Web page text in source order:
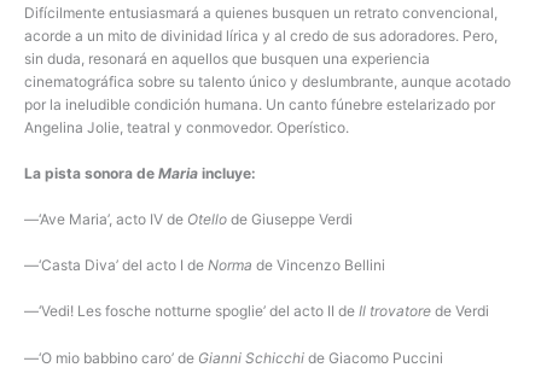
Difícilmente entusiasmará a quienes busquen un retrato convencional,
acorde a un mito de divinidad lírica y al credo de sus adoradores. Pero,
sin duda, resonará en aquellos que busquen una experiencia
cinematográfica sobre su talento único y deslumbrante, aunque acotado
por la ineludible condición humana. Un canto fúnebre estelarizado por
Angelina Jolie, teatral y conmovedor. Operístico.
La pista sonora de Maria incluye:
—‘Ave Maria’, acto IV de Otello de Giuseppe Verdi
—‘Casta Diva’ del acto I de Norma de Vincenzo Bellini
—‘Vedi! Les fosche notturne spoglie’ del acto II de Il trovatore de Verdi
—‘O mio babbino caro’ de Gianni Schicchi de Giacomo Puccini